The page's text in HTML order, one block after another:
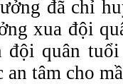
đã chỉ
xua đội
đội quân
tâm cho